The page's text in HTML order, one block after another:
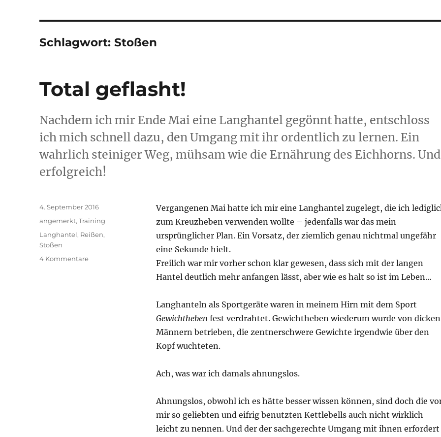
Schlagwort:Stoßen
Total geflasht!
Nachdem ich mir Ende Mai eine Langhantel gegönnt hatte, entschloss
ich mich schnell dazu, den Umgang mit ihr ordentlich zu lernen. Ein
wahrlich steiniger Weg, mühsam wie die Ernährung des Eichhorns. Und
erfolgreich!
Vergangenen Mai hatte ich mir eine Langhantel zugelegt, die ich
zum Kreuzheben verwenden wollte – jedenfalls war das mein
ursprünglicher Plan. Ein Vorsatz, der ziemlich genau nichtmal ungefähr
eine Sekunde hielt.
Freilich war mir vorher schon klar gewesen, dass sich mit der langen
Hantel deutlich mehr anfangen lässt, aber wie es halt so ist im Leben…
Langhanteln als Sportgeräte waren in meinem Hirn mit dem Sport
Gewichtheben fest verdrahtet. Gewichtheben wiederum wurde von dicken
Männern betrieben, die zentnerschwere Gewichte irgendwie über den
Kopf wuchteten.
Ach, was war ich damals ahnungslos.
Ahnungslos, obwohl ich es hätte besser wissen können, sind doch die
mir so geliebten und eifrig benutzten Kettlebells auch nicht wirklich
leicht zu nennen. Und der der sachgerechte Umgang mit ihnen erfordert
Veröffentlicht
4. September 2016
Kategorien
angemerkt,Training
Schlagwörter
Langhantel, Reißen,
Stoßen
4 Kommentarezu